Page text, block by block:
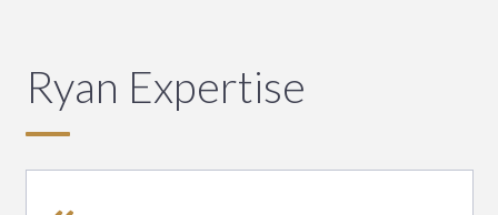
SOCIÉTÉS DE
DU PALMARÈS FORTUNE 200
Ryan Expertise